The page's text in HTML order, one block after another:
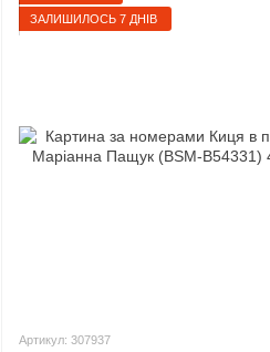
ЗАЛИШИЛОСЬ 7 ДНІВ
Артикул: 307937